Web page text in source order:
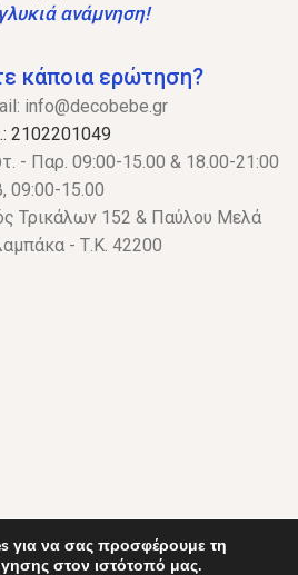
ανάμνηση!
κάποια ερώτηση?
info@decobebe.gr
2102201049
- Παρ. 09:00-15.00 & 18.00-21:00
09:00-15.00
Τρικάλων 152 & Παύλου Μελά
- Τ.Κ. 42200
:: decobebe.gr
για να σας προσφέρουμε τη
στον ιστότοπό μας.